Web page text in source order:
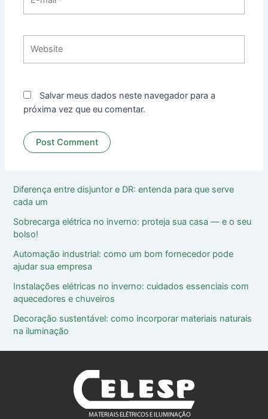
mail*
Salvar meus dados neste navegador para a
próxima vez que eu comentar.
Diferença entre disjuntor e DR: entenda para que serve
cada um
Sobrecarga elétrica no inverno: proteja sua casa ― e o seu
bolso!
Automação industrial: como um bom fornecedor pode
ajudar sua empresa
Instalações elétricas no inverno: cuidados essenciais com
aquecedores e chuveiros
Decoração sustentável: como incorporar materiais naturais
na iluminação